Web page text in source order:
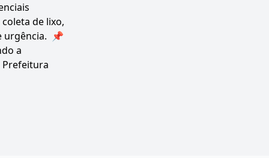
de lixo,
urgência. 📌
a